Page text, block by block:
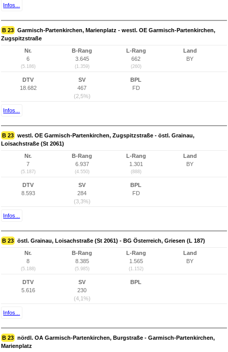
Infos...
B 23 Garmisch-Partenkirchen, Marienplatz - westl. OE Garmisch-Partenkirchen,
Zugspitzstraße
Nr.
6
(5.186)
B-Rang
3.645
(1.359)
L-Rang
662
(260)
Land
BY
DTV
18.682
SV
467
(2,5%)
BPL
FD
Infos...
B 23 westl. OE Garmisch-Partenkirchen, Zugspitzstraße - östl. Grainau,
Loisachstraße (St 2061)
Nr.
7
(5.187)
B-Rang
6.937
(4.550)
L-Rang
1.301
(888)
Land
BY
DTV
8.593
SV
284
(3,3%)
BPL
FD
Infos...
B 23 östl. Grainau, Loisachstraße (St 2061) - BG Österreich, Griesen (L 187)
Nr.
8
(5.188)
B-Rang
8.385
(5.985)
L-Rang
1.565
(1.152)
Land
BY
DTV
5.616
SV
230
(4,1%)
BPL
Infos...
B 23 nördl. OA Garmisch-Partenkirchen, Burgstraße - Garmisch-Partenkirchen,
Marienplatz